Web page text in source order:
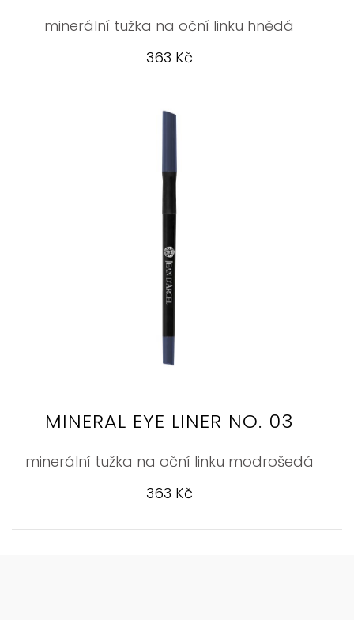
minerální tužka na oční linku hnědá
363 Kč
MINERAL EYE LINER NO. 03
minerální tužka na oční linku modrošedá
363 Kč